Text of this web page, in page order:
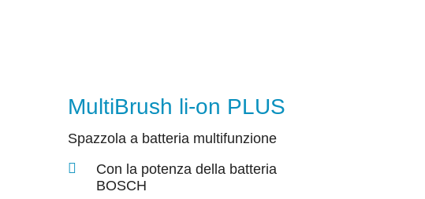
MultiBrush li-on PLUS
Spazzola a batteria multifunzione
Con la potenza della batteria
BOSCH